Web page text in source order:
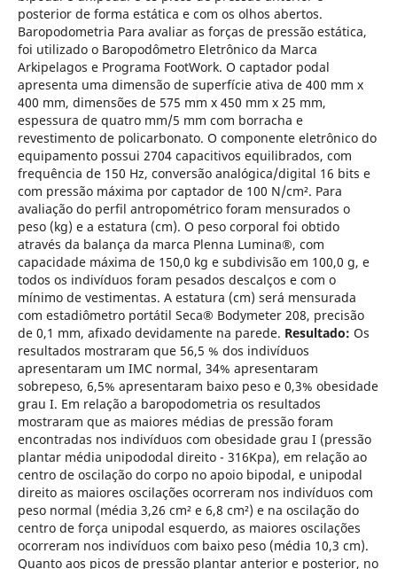
posterior de forma estática e com os olhos abertos.
Baropodometria Para avaliar as forças de pressão estática,
foi utilizado o Baropodômetro Eletrônico da Marca
Arkipelagos e Programa FootWork. O captador podal
apresenta uma dimensão de superfície ativa de 400 mm x
400 mm, dimensões de 575 mm x 450 mm x 25 mm,
espessura de quatro mm/5 mm com borracha e
revestimento de policarbonato. O componente eletrônico do
equipamento possui 2704 capacitivos equilibrados, com
frequência de 150 Hz, conversão analógica/digital 16 bits e
com pressão máxima por captador de 100 N/cm². Para
avaliação do perfil antropométrico foram mensurados o
peso (kg) e a estatura (cm). O peso corporal foi obtido
através da balança da marca Plenna Lumina®, com
capacidade máxima de 150,0 kg e subdivisão em 100,0 g, e
todos os indivíduos foram pesados descalços e com o
mínimo de vestimentas. A estatura (cm) será mensurada
com estadiômetro portátil Seca® Bodymeter 208, precisão
de 0,1 mm, afixado devidamente na parede. Resultado: Os
resultados mostraram que 56,5 % dos indivíduos
apresentaram um IMC normal, 34% apresentaram
sobrepeso, 6,5% apresentaram baixo peso e 0,3% obesidade
grau I. Em relação a baropodometria os resultados
mostraram que as maiores médias de pressão foram
encontradas nos indivíduos com obesidade grau I (pressão
plantar média unipododal direito - 316Kpa), em relação ao
centro de oscilação do corpo no apoio bipodal, e unipodal
direito as maiores oscilações ocorreram nos indivíduos com
peso normal (média 3,26 cm² e 6,8 cm²) e na oscilação do
centro de força unipodal esquerdo, as maiores oscilações
ocorreram nos indivíduos com baixo peso (média 10,3 cm).
Quanto aos picos de pressão plantar anterior e posterior, no